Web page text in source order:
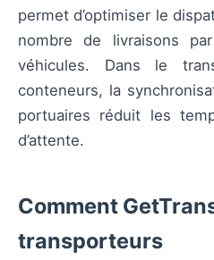
permet d’optimiser le
nombre de livraisons
véhicules. Dans le
conteneurs, la
portuaires réduit les
d’attente.
Comment
transporteurs